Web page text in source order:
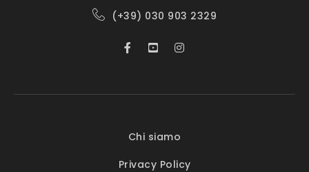
(+39) 030 903 2329
Chi siamo
Privacy Policy